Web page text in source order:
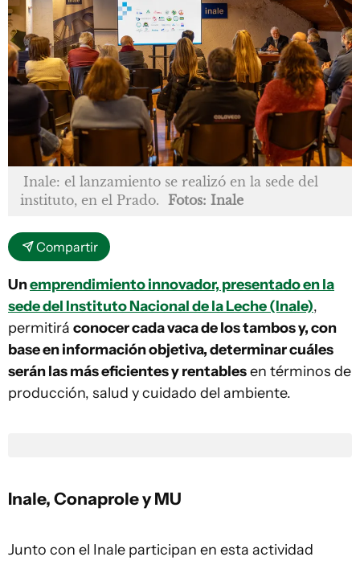
Inale: el lanzamiento se realizó en la sede del
instituto, en el Prado. Fotos: Inale
Compartir
Unemprendimiento innovador, presentado en la
sede del Instituto Nacional de la Leche (Inale),
permitirá conocer cada vaca de los tambos y, con
base en información objetiva, determinar cuáles
serán las más eficientes y rentablesen términos de
producción, salud y cuidado del ambiente.
Inale, Conaprole y MU
Junto con el Inale participan en esta actividad